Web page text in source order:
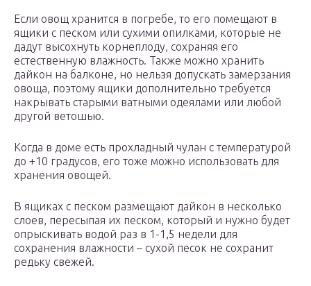
Если овощ хранится в погребе, то его помещают в
ящики с песком или сухими опилками, которые не
дадут высохнуть корнеплоду, сохраняя его
естественную влажность. Также можно хранить
дайкон на балконе, но нельзя допускать замерзания
овоща, поэтому ящики дополнительно требуется
накрывать старыми ватными одеялами или любой
другой ветошью.
Когда в доме есть прохладный чулан с температурой
до +10 градусов, его тоже можно использовать для
хранения овощей.
В ящиках с песком размещают дайкон в несколько
слоев, пересыпая их песком, который и нужно будет
опрыскивать водой раз в 1-1,5 недели для
сохранения влажности – сухой песок не сохранит
редьку свежей.